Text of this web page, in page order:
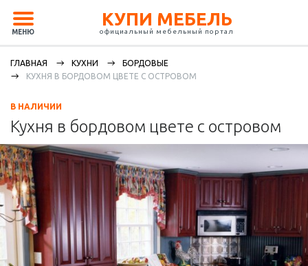
МЕНЮ
КУПИ МЕБЕЛЬ
официальный мебельный портал
ГЛАВНАЯ КУХНИ
БОРДОВЫЕ
КУХНЯ В БОРДОВОМ ЦВЕТЕ С ОСТРОВОМ
В НАЛИЧИИ
Кухня в бордовом цвете с островом